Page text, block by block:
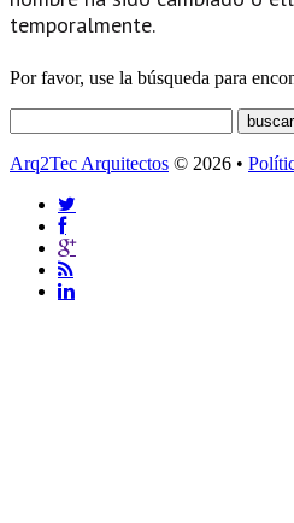
temporalmente.
Por favor, use la búsqueda para
Arq2Tec Arquitectos © 2026 •